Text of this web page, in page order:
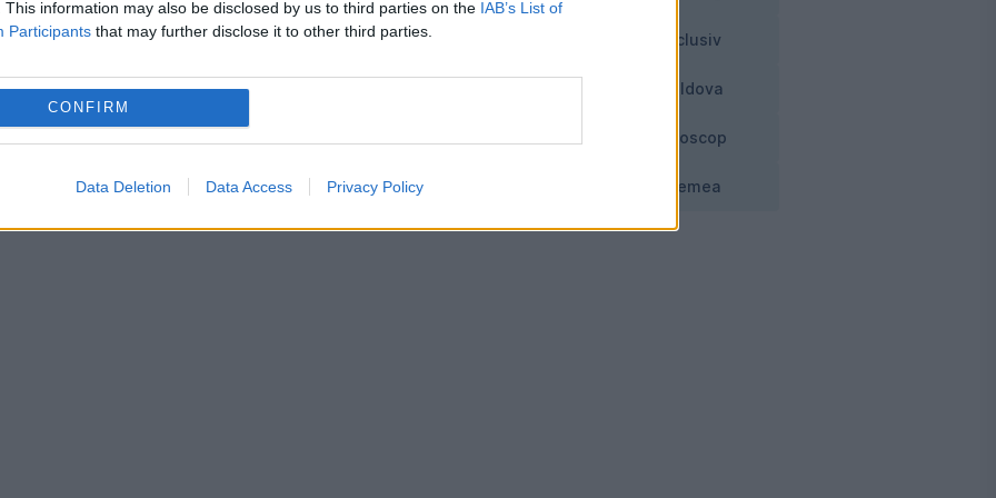
This information may also be disclosed by us to third parties on the IAB’s List of
Participants that may further disclose it to other third parties.
CONFIRM
Data Deletion Data Access Privacy Policy
a declarat unul dintre clientii terasei.
Dunării se inundă. Patronii au lăsat
Exclusiv
Moldova
Horoscop
Vremea